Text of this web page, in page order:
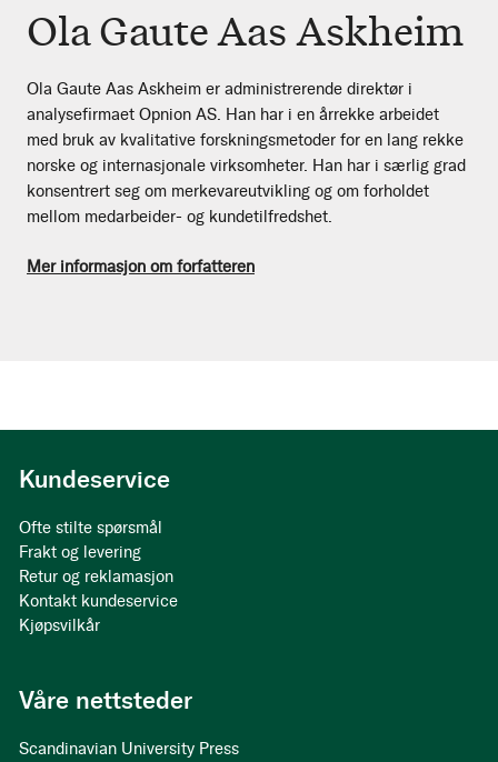
Ola Gaute Aas Askheim
Ola Gaute Aas Askheim er administrerende direktør i
analysefirmaet Opnion AS. Han har i en årrekke arbeidet
med bruk av kvalitative forskningsmetoder for en lang rekke
norske og internasjonale virksomheter. Han har i særlig grad
konsentrert seg om merkevareutvikling og om forholdet
mellom medarbeider- og kundetilfredshet.
Mer informasjon om forfatteren
Kundeservice
Ofte stilte spørsmål
Frakt og levering
Retur og reklamasjon
Kontakt kundeservice
Kjøpsvilkår
Våre nettsteder
Scandinavian University Press